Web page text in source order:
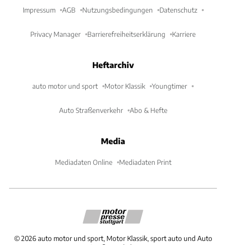
Impressum AGB Nutzungsbedingungen Datenschutz
Privacy Manager Barrierefreiheitserklärung Karriere
Heftarchiv
auto motor und sport Motor Klassik Youngtimer
Auto Straßenverkehr Abo & Hefte
Media
Mediadaten Online Mediadaten Print
©2026 auto motor und sport, Motor Klassik, sport auto und Auto